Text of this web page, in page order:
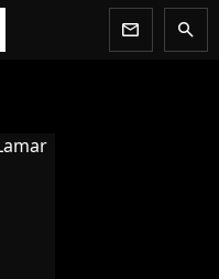
newsletter search